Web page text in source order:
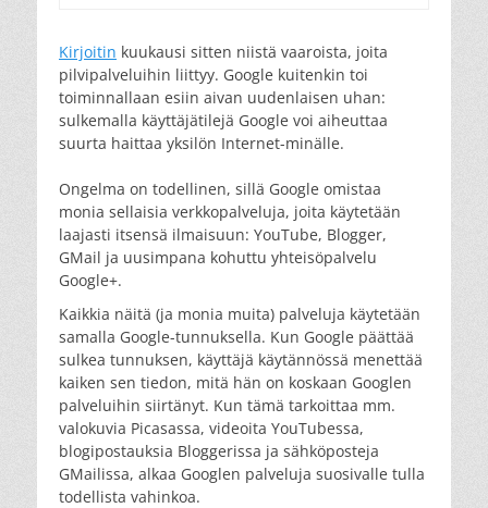
Kirjoitin kuukausi sitten niistä vaaroista, joita
pilvipalveluihin liittyy. Google kuitenkin toi
toiminnallaan esiin aivan uudenlaisen uhan:
sulkemalla käyttäjätilejä Google voi aiheuttaa
suurta haittaa yksilön Internet-minälle.
Ongelma on todellinen, sillä Google omistaa
monia sellaisia verkkopalveluja, joita käytetään
laajasti itsensä ilmaisuun: YouTube, Blogger,
GMail ja uusimpana kohuttu yhteisöpalvelu
Google+.
Kaikkia näitä (ja monia muita) palveluja käytetään
samalla Google-tunnuksella. Kun Google päättää
sulkea tunnuksen, käyttäjä käytännössä menettää
kaiken sen tiedon, mitä hän on koskaan Googlen
palveluihin siirtänyt. Kun tämä tarkoittaa mm.
valokuvia Picasassa, videoita YouTubessa,
blogipostauksia Bloggerissa ja sähköposteja
GMailissa, alkaa Googlen palveluja suosivalle tulla
todellista vahinkoa.